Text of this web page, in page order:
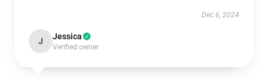
Dec 6, 2024
J Jessica
Verified owner